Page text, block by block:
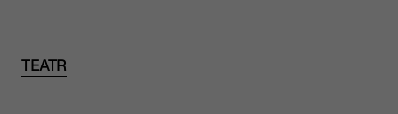
Przeczytaj pełną recenzję w źródle:
TEATR